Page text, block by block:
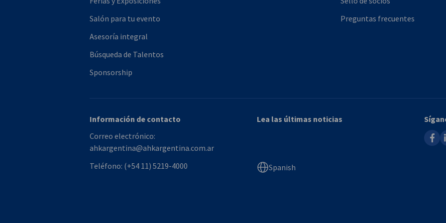
Salón para tu evento
Asesoría integral
Búsqueda de Talentos
Sponsorship
Preguntas frecuentes
Información de contacto
Correo electrónico:
ahkargentina@ahkargentina.com.ar
Teléfono: (+54 11) 5219-4000
Lea las últimas noticias
Spanish